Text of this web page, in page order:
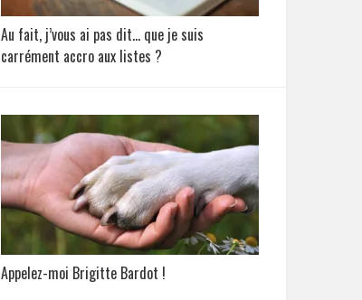
Au fait, j’vous ai pas dit… que je suis
carrément accro aux listes ?
Appelez-moi Brigitte Bardot !